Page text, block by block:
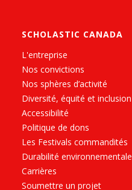
SCHOLASTIC CANADA
L'entreprise
Nos convictions
Nos sphères d’activité
Diversité, équité et inclusion
Accessibilité
Politique de dons
Les Festivals commandités
Durabilité environnementale
Carrières
Soumettre un projet